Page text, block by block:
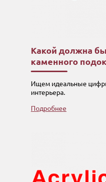
Какой должна
каменного
Ищем идеальные
интерьера.
Подробнее